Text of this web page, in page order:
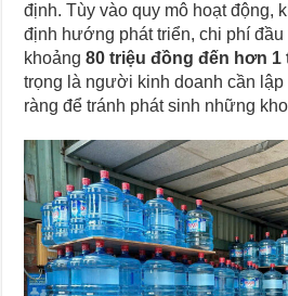
định. Tùy vào quy mô hoạt động,
định hướng phát triển, chi phí
khoảng80 triệu đồng đến hơn 1
trọng là người kinh doanh cần lập
ràng để tránh phát sinh những